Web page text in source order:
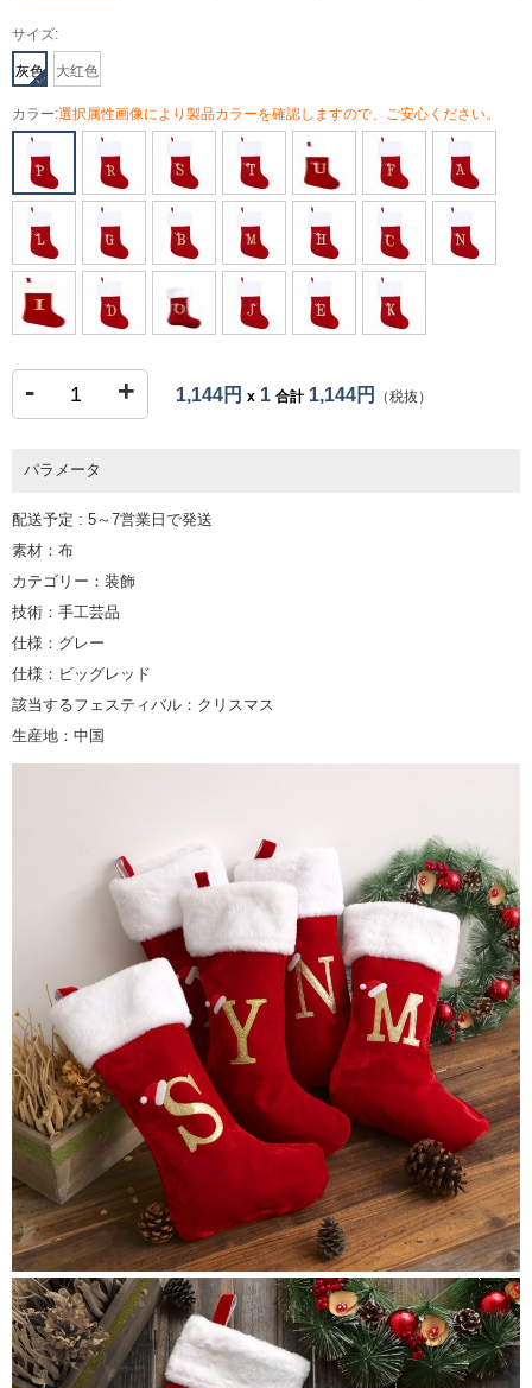
サイズ:
灰色 大红色
カラー:選択属性画像により製品カラーを確認しますので、ご安心ください。
- + 1,144円 x 1 合計1,144円 （税抜）
パラメータ
配送予定 : 5～7営業日で発送
素材：布
カテゴリー：装飾
技術：手工芸品
仕様：グレー
仕様：ビッグレッド
該当するフェスティバル：クリスマス
生産地：中国